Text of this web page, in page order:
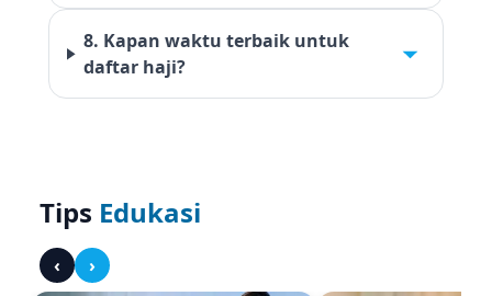
8. Kapan waktu terbaik untuk
daftar haji?
Tips Edukasi
‹ ›